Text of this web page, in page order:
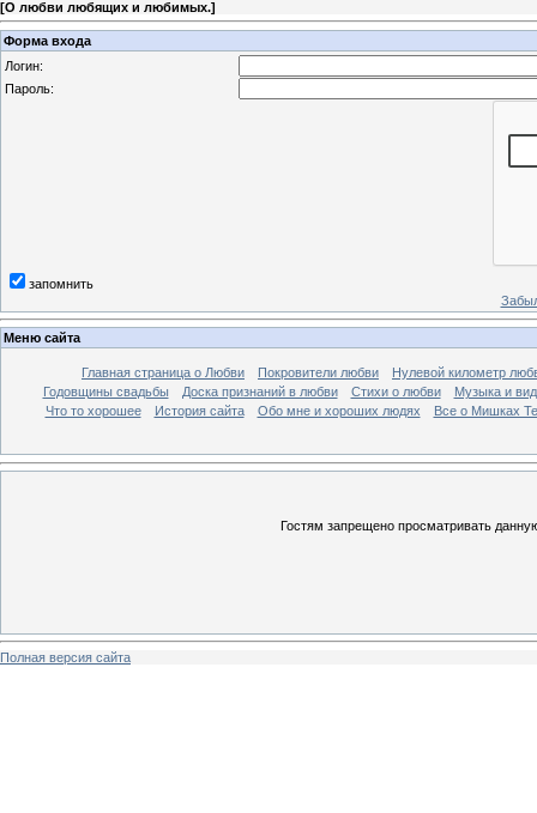
[О любви любящих и любимых.]
Форма входа
Логин:
Пароль:
запомнить
Меню сайта
Главная страница о Любви Покровители любви
Нулевой километр
Годовщины свадьбы
Доска признаний в любви Стихи о любви
Музыка и
Что то хорошее
История сайта Обо мне и хороших людях Все о Мишках
Гостям запрещено просматривать
Полная версия сайта